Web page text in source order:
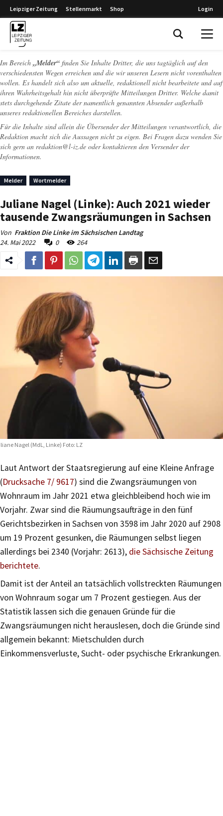
Leipziger Zeitung Stellenmarkt Shop Login
Im Bereich „Melder“ finden Sie Inhalte Dritter, die uns tagtäglich auf den
verschiedensten Wegen erreichen und die wir unseren Lesern nicht vorenthalten
wollen. Es handelt sich also um aktuelle, redaktionell nicht bearbeitete und auf
ihren Wahrheitsgehalt hin nicht überprüfte Mitteilungen Dritter. Welche damit
stets durchgehende Zitate der namentlich genannten Absender außerhalb
unseres redaktionellen Bereiches darstellen.
Für die Inhalte sind allein die Übersender der Mitteilungen verantwortlich, die
Redaktion macht sich die Aussagen nicht zu eigen. Bei Fragen dazu wenden Sie
sich gern an redaktion@l-iz.de oder kontaktieren den Versender der
Informationen.
Melder Wortmelder
Juliane Nagel (Linke): Auch 2021 wieder
tausende Zwangsräumungen in Sachsen
Von Fraktion Die Linke im Sächsischen Landtag
24. Mai 2022
0 264
Nagel (MdL, Linke) Foto: LZ
Laut Antwort der Staatsregierung auf eine Kleine Anfrage
(Drucksache 7/ 9617) sind die Zwangsräumungen von
Wohnraum im Jahr 2021 etwa gleichbleibend hoch wie im
Vorjahr. Zwar sind die Räumungsaufträge in den fünf
Gerichtsbezirken in Sachsen von 3598 im Jahr 2020 auf 2908
um 19 Prozent gesunken, die Räumungen selbst liegen
allerdings bei 2340 (Vorjahr: 2613), die Sächsische Zeitung
berichtete.
Damit ist der Anteil an tatsächlich vollstreckten Räumungen
von Wohnraum sogar um 7 Prozent gestiegen. Aus der
Statistik lassen sich die genauen Gründe für die
Zwangsräumungen nicht herauslesen, doch die Gründe sind
allgemein bekannt: Mietschulden durch
Einkommensverluste, Sucht- oder psychische Erkrankungen.